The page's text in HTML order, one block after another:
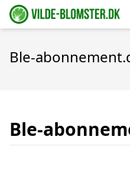
Ble-
Ble-